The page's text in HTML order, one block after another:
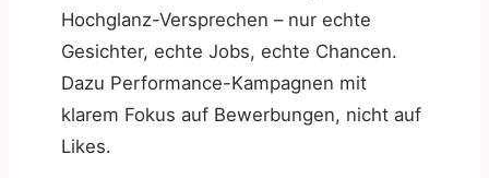
Hochglanz-Versprechen – nur echte
Gesichter, echte Jobs, echte Chancen.
Dazu Performance-Kampagnen mit
klarem Fokus auf Bewerbungen, nicht auf
Likes.